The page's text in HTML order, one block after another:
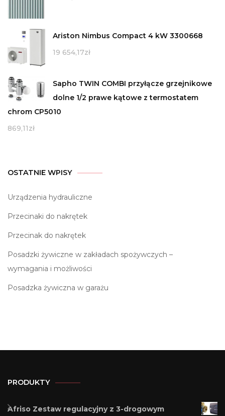
Ariston Nimbus Compact 4 kW 3300668
19 654,17zł
Sapho TWIN COMBI przyłącze grzejnikowe
dolne 1/2 prawe kątowe z termostatem
chrom CP5010
869,11zł
OSTATNIE WPISY
Urządzenia hydrauliczne
Przecinaki do nakrętek
Przecinak do nakrętek
Posadzki żywiczne w zakładach spożywczych –
wymagania i możliwości
Posadzka żywiczna w garażu
PRODUKTY
Afriso Zestaw regulacyjny z 3-drogowym